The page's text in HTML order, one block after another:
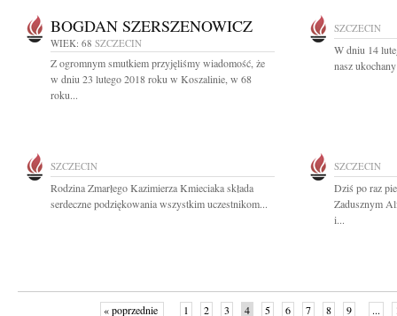
BOGDAN SZERSZENOWICZ
WIEK: 68 SZCZECIN
Z ogromnym smutkiem przyjęliśmy wiadomość, że
w dniu 23 lutego 2018 roku w Koszalinie, w 68
roku...
SZCZECIN
W dniu 14
nasz
SZCZECIN
Rodzina Zmarłego Kazimierza Kmieciaka składa
serdeczne podziękowania wszystkim uczestnikom...
SZCZECIN
Dziś po raz
Zadusznym
i...
« poprzednie 1 2 3 4 5 6 7 8 9 ...